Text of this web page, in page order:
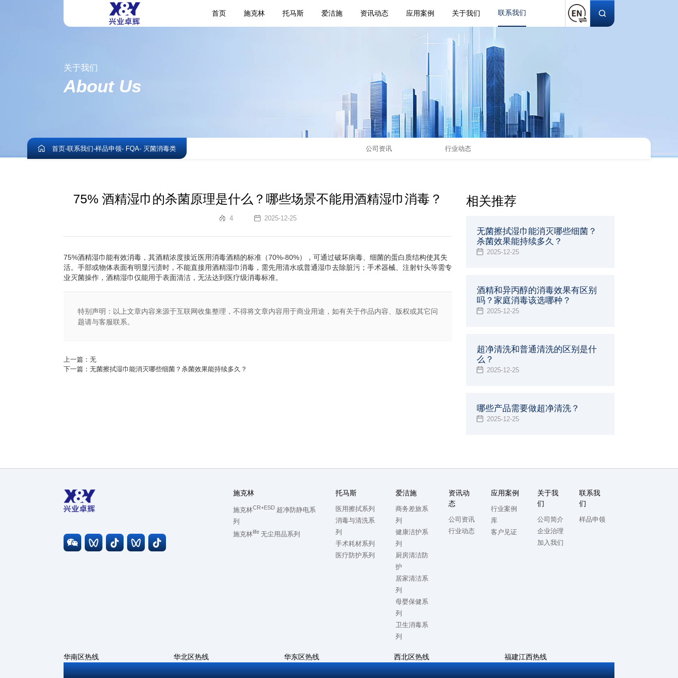
首页 施克林 托马斯 爱洁施 资讯动态 应用案例 关于我们 联系我们
关于我们
About Us
首页-联系我们-样品申领- FQA- 灭菌消毒类 公司资讯 行业动态
75% 酒精湿巾的杀菌原理是什么？哪些场景不能用酒精湿巾消毒？
4 2025-12-25
75%酒精湿巾能有效消毒，其酒精浓度接近医用消毒酒精的标准（70%-80%），可通过破坏病毒、细菌的蛋白质结构使其失
活。手部或物体表面有明显污渍时，不能直接用酒精湿巾消毒，需先用清水或普通湿巾去除脏污；手术器械、注射针头等需专
业灭菌操作，酒精湿巾仅能用于表面清洁，无法达到医疗级消毒标准。
特别声明：以上文章内容来源于互联网收集整理，不得将文章内容用于商业用途，如有关于作品内容、版权或其它问
题请与客服联系。
上一篇：无
下一篇：无菌擦拭湿巾能消灭哪些细菌？杀菌效果能持续多久？
相关推荐
无菌擦拭湿巾能消灭哪些细菌？
杀菌效果能持续多久？
2025-12-25
酒精和异丙醇的消毒效果有区别
吗？家庭消毒该选哪种？
2025-12-25
超净清洗和普通清洗的区别是什
么？
2025-12-25
哪些产品需要做超净清洗？
2025-12-25
施克林
施克林CR+ESD 超净防静电系
列
施克林life 无尘用品系列
托马斯
医用擦拭系列
消毒与清洗系
列
手术耗材系列
医疗防护系列
爱洁施
商务差旅系
列
健康洁护系
列
厨房清洁防
护
居家清洁系
列
母婴保健系
列
卫生消毒系
列
资讯动
态
公司资讯
行业动态
应用案例
行业案例
库
客户见证
关于我
们
公司简介
企业治理
加入我们
联系我
们
样品申领
华南区热线
0755-27806543
华北区热线
010-67866697
华东区热线
0512-57868500
西北区热线
028-86728992
福建江西热线
0592-5714982